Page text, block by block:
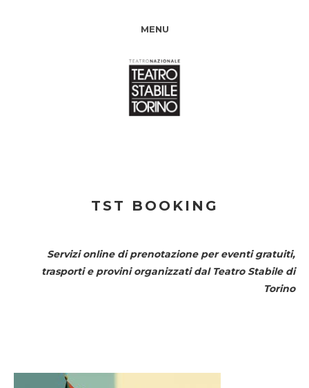
MENU
TST BOOKING
Servizi online di prenotazione per eventi gratuiti,
trasporti e provini organizzati dal Teatro Stabile di
Torino